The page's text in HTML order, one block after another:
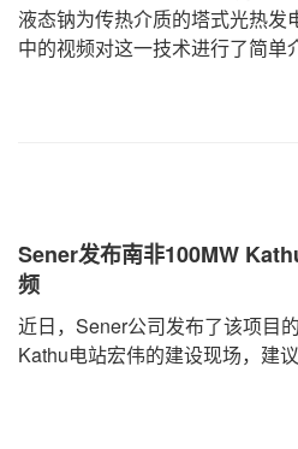
液态钠为传热介质的塔式光热发
中的视频对这一技术进行了简单
携其高管团队现身2019第六届
Sener发布南非100MW
频
近日，Sener公司发布了该项目
Kathu电站宏伟的建设现场，建议